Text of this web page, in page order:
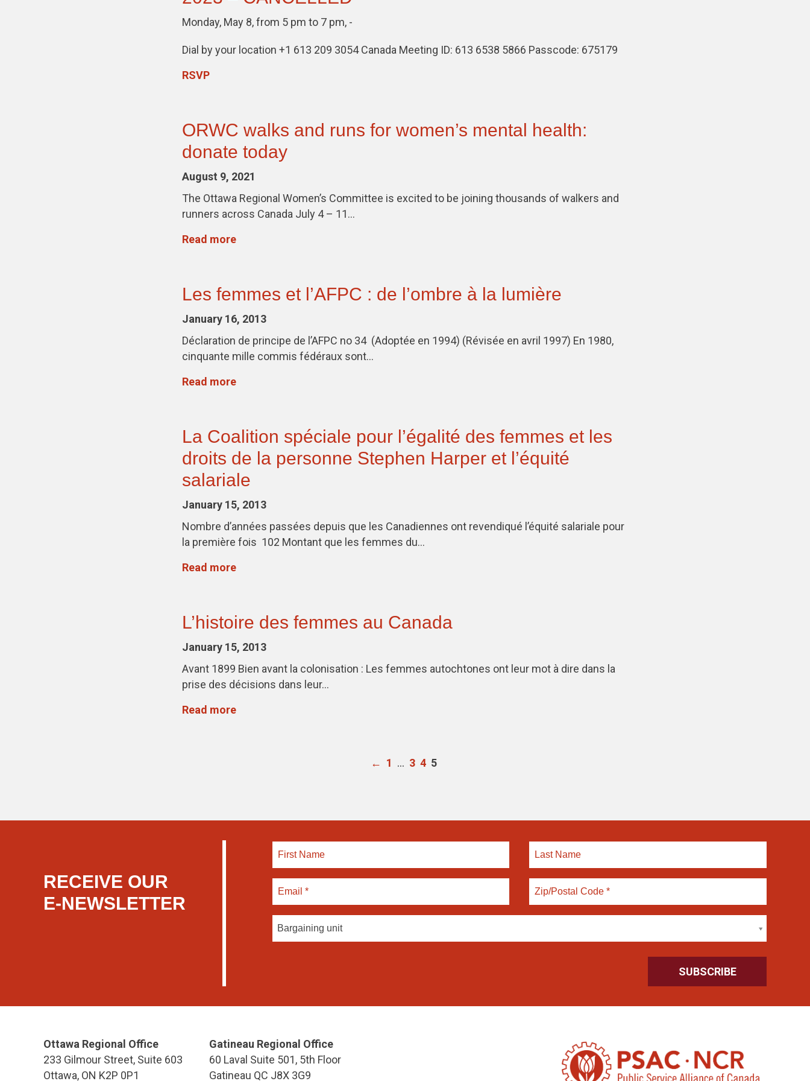
Monday, May 8, from 5 pm to 7 pm, -
Dial by your location +1 613 209 3054 Canada Meeting ID: 613 6538 5866 Passcode: 675179
RSVP
ORWC walks and runs for women’s mental health:
donate today
August 9, 2021
The Ottawa Regional Women’s Committee is excited to be joining thousands of walkers and
runners across Canada July 4 – 11…
Read more
Les femmes et l’AFPC : de l’ombre à la lumière
January 16, 2013
Déclaration de principe de l’AFPC no 34 (Adoptée en 1994) (Révisée en avril 1997) En 1980,
cinquante mille commis fédéraux sont…
Read more
La Coalition spéciale pour l’égalité des femmes et les
droits de la personne Stephen Harper et l’équité
salariale
January 15, 2013
Nombre d’années passées depuis que les Canadiennes ont revendiqué l’équité salariale pour
la première fois 102 Montant que les femmes du…
Read more
L’histoire des femmes au Canada
January 15, 2013
Avant 1899 Bien avant la colonisation : Les femmes autochtones ont leur mot à dire dans la
prise des décisions dans leur…
Read more
← 1 … 3 4 5
RECEIVE OUR
E-NEWSLETTER
Bargaining unit
Ottawa Regional Office
233 Gilmour Street, Suite 603
Ottawa, ON K2P 0P1
Gatineau Regional Office
60 Laval Suite 501, 5th Floor
Gatineau QC J8X 3G9